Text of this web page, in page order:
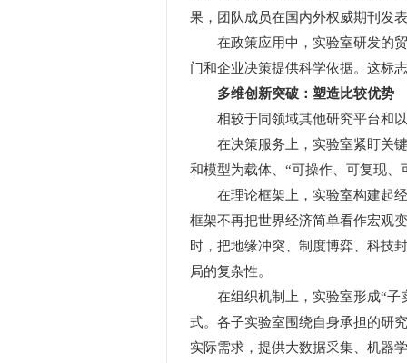
果，团队成员在国内外权威期刊发
在政策应用中，实验室研发的贸
门和企业决策提供科学依据。这标
多维创新突破：塑造比较优势
相较于同领域其他研究平台和以
在决策服务上，实验室紧盯关键“
和模型为载体、“可操作、可复现
在理论框架上，实验室构建起经
框架不再把世界经济简单看作宏观
时，把地缘冲突、制度博弈、科技
局的复杂性。
在组织机制上，实验室形成“子实
式。各子实验室围绕自身承担的研
实际需求，提供大数据采集、机器